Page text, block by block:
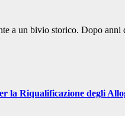
a un bivio storico. Dopo
la Riqualificazione degli